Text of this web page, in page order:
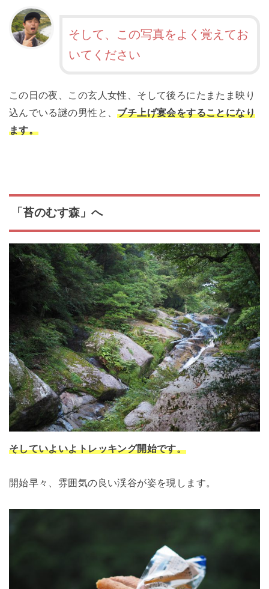
そして、この写真をよく覚えてお
いてください
この日の夜、この玄人女性、そして後ろにたまたま映り
込んでいる謎の男性と、ブチ上げ宴会をすることになり
ます。
「苔のむす森」へ
そしていよいよトレッキング開始です。
開始早々、雰囲気の良い渓谷が姿を現します。